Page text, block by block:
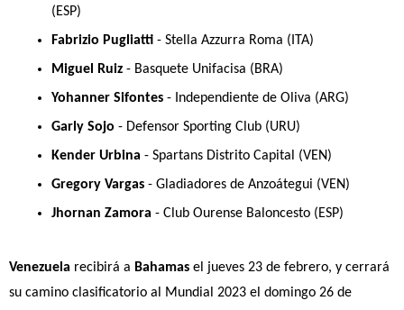
(ESP)
Fabrizio Pugliatti - Stella Azzurra Roma (ITA)
Miguel Ruiz - Basquete Unifacisa (BRA)
Yohanner Sifontes - Independiente de Oliva (ARG)
Garly Sojo - Defensor Sporting Club (URU)
Kender Urbina - Spartans Distrito Capital (VEN)
Gregory Vargas - Gladiadores de Anzoátegui (VEN)
Jhornan Zamora - Club Ourense Baloncesto (ESP)
Venezuela recibirá a Bahamas el jueves 23 de febrero, y cerrará
su camino clasificatorio al Mundial 2023 el domingo 26 de